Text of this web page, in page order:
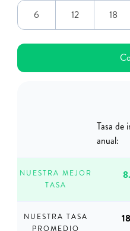
6 12 18
NUESTRA MEJOR
TASA
NUESTRA TASA
Tasa de
anual: